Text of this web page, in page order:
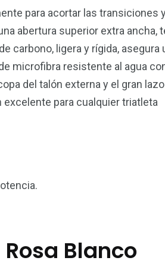
para acortar las transiciones
abertura superior extra ancha,
carbono, ligera y rígida, asegura
microfibra resistente al agua
del talón externa y el gran lazo
para cualquier triatleta
Blanco